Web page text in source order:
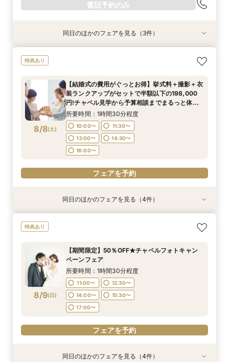
電話予約のみ
8/7 金)
【期間限定】50％OFF★チャペルフォトキャン
11:00〜
12:30〜
14:00〜
15:30〜
17:00〜
電話予約のみ
8/7 金)
10:00〜
11:30〜
13:00〜
14:30〜
16:00〜
電話予約のみ
8/7 金)
【和婚フェア｜挙式料半額特典】和装×チャペル
11:00〜
12:30〜
14:00〜
15:30〜
17:00〜
電話予約のみ
同日のほかのフェアを見る（3件）
特典あり
8/8(土)
【結婚式の費用がぐっとお得】挙式料＋撮影＋衣
装ランクアップがセットで半額以下の198,000
円!チャペル見学から予算相談までまるっと体験
BIGフェア
所要時間：1時間30分程度
10:00〜
11:30〜
13:00〜
14:30〜
16:00〜
フェアを予約
8/8(土)
【期間限定】50％OFF★チャペルフォトキャン
11:00〜
14:00〜
15:30〜
17:00〜
フェアを予約
8/8(土)
【挙式＋会食が5万円OFF！】費用を抑えて叶え
9:00〜
13:00〜
15:00〜
17:00〜
フェアを予約
8/8(土)
10:00〜
11:30〜
13:00〜
16:00〜
フェアを予約
8/8(土)
【和婚フェア｜挙式料半額特典】和装×チャペル
11:00〜
14:00〜
15:30〜
17:00〜
フェアを予約
同日のほかのフェアを見る（4件）
特典あり
8/9(日)
【期間限定】50％OFF★チャペルフォトキャン
ペーンフェア
所要時間：1時間30分程度
11:00〜
12:30〜
14:00〜
15:30〜
17:00〜
フェアを予約
同日のほかのフェアを見る（4件）